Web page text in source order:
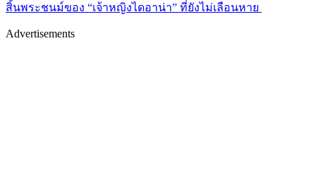
สิ้นพระชนม์ของ “เจ้าหญิงไดอาน่า” ที่ยังไม่เลือนหาย
Advertisements